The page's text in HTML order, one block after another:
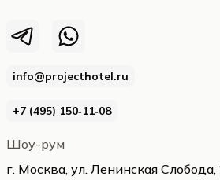
info@projecthotel.ru
+7 (495) 150‑11‑08
Шоу-рум
г. Москва, ул. Ленинская Слобода,